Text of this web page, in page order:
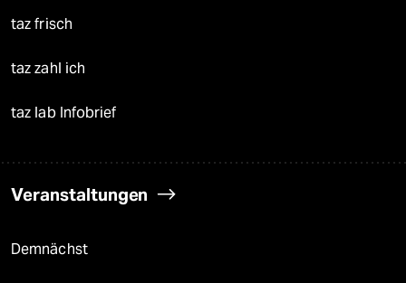
taz frisch
taz zahl ich
taz lab Infobrief
Veranstaltungen
Demnächst